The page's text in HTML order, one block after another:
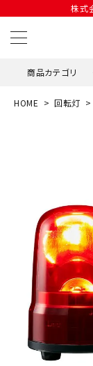
株式
商品カテゴリ
ログイン
用途別改善
ネットワ
積層信号灯
回転灯
HOME 回転灯